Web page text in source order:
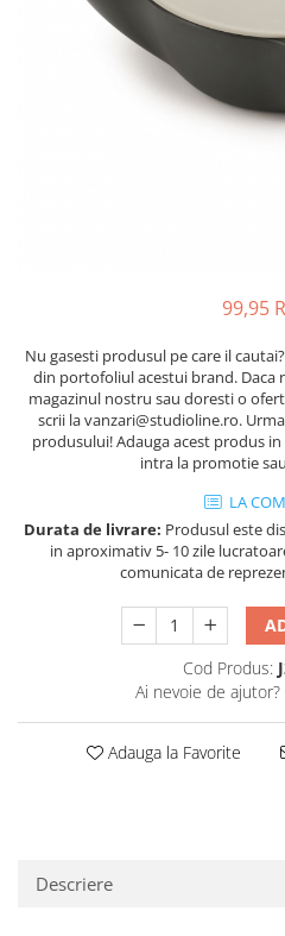
99,95
Nu gasesti produsul pe care il
din portofoliul acestui brand. Daca
magazinul nostru sau doresti o
scrii la vanzari@studioline.ro.
produsului! Adauga acest produs
intra la promotie
LA
Durata de livrare: Produsul este
in aproximativ 5- 10 zile
comunicata de
Cod Produs:
Ai nevoie de ajutor?
Adauga la Favorite
Descriere